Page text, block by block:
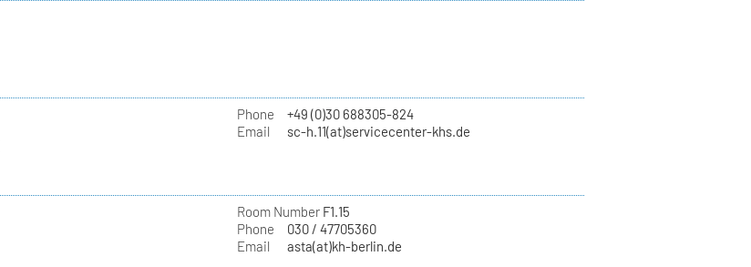
Phone
+49 (0)30 688305-824
Email
sc-h.11(at)servicecenter-khs.de
Room NumberF1.15
Phone
030 / 47705360
Email
asta(at)kh-berlin.de